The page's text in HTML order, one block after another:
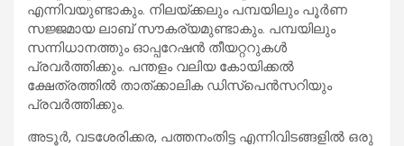
എന്നിവയുണ്ടാകും. നിലയ്ക്കലും പമ്പയിലും പൂര്‍ണ
സജ്ജമായ ലാബ് സൗകര്യമുണ്ടാകും. പമ്പയിലും
സന്നിധാനത്തും ഓപ്പറേഷന്‍ തീയറ്ററുകള്‍
പ്രവര്‍ത്തിക്കും. പന്തളം വലിയ കോയിക്കല്‍
ക്ഷേത്രത്തില്‍ താത്ക്കാലിക ഡിസ്പെന്‍സറിയും
പ്രവര്‍ത്തിക്കും.
അടൂര്‍, വടശേരിക്കര, പത്തനംതിട്ട എന്നിവിടങ്ങളില്‍ ഒരു